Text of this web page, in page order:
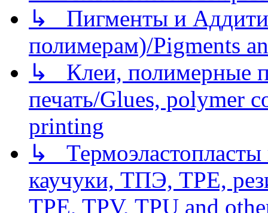
↳ Пигменты и
полимерам)/Pigments
↳ Клеи, полимерные
печать/Glues, polymer
printing
↳
каучуки, ТПЭ, TPE,
TPE, TPV, TPU and